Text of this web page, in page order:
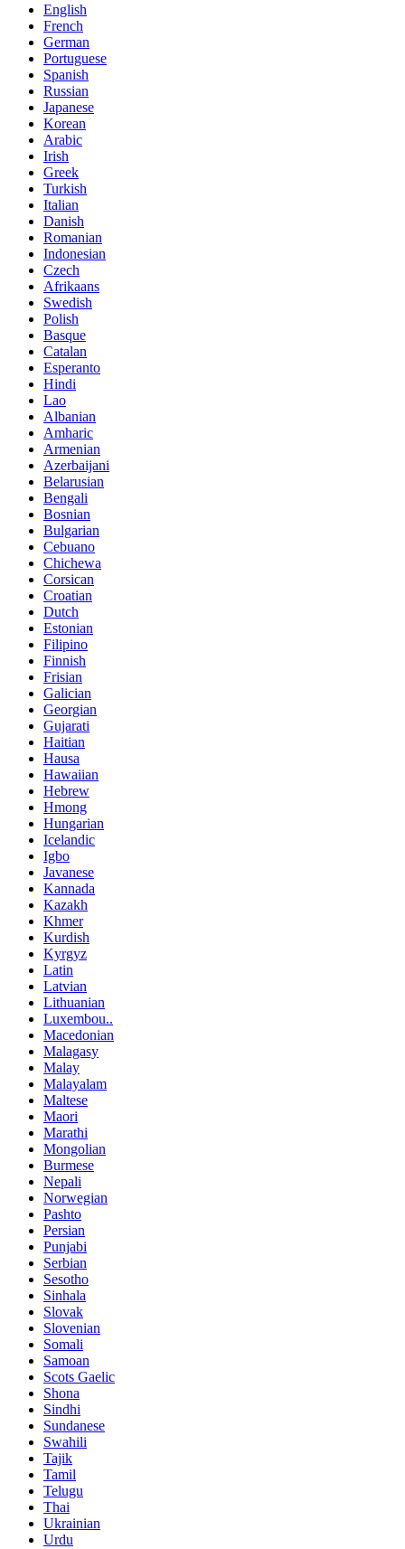
English
French
German
Portuguese
Spanish
Russian
Japanese
Korean
Arabic
Irish
Greek
Turkish
Italian
Danish
Romanian
Indonesian
Czech
Afrikaans
Swedish
Polish
Basque
Catalan
Esperanto
Hindi
Lao
Albanian
Amharic
Armenian
Azerbaijani
Belarusian
Bengali
Bosnian
Bulgarian
Cebuano
Chichewa
Corsican
Croatian
Dutch
Estonian
Filipino
Finnish
Frisian
Galician
Georgian
Gujarati
Haitian
Hausa
Hawaiian
Hebrew
Hmong
Hungarian
Icelandic
Igbo
Javanese
Kannada
Kazakh
Khmer
Kurdish
Kyrgyz
Latin
Latvian
Lithuanian
Luxembou..
Macedonian
Malagasy
Malay
Malayalam
Maltese
Maori
Marathi
Mongolian
Burmese
Nepali
Norwegian
Pashto
Persian
Punjabi
Serbian
Sesotho
Sinhala
Slovak
Slovenian
Somali
Samoan
Scots Gaelic
Shona
Sindhi
Sundanese
Swahili
Tajik
Tamil
Telugu
Thai
Ukrainian
Urdu